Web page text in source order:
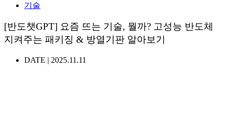
기술
[반도챗GPT] 요즘 뜨는 기술, 뭘까? 고성능 반도체
지켜주는 패키징 & 방열기판 알아보기
DATE | 2025.11.11